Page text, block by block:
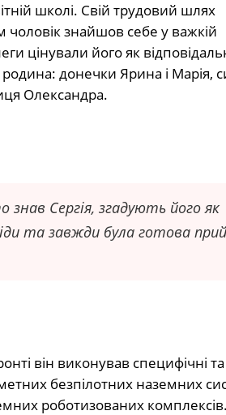
школі. Свій трудовий шлях
знайшов себе у важкій
цінували його як
донечки Ярина і Марія,
Олександра.
знав Сергія, згадують його як
та завжди була готова
він виконував специфічні та
безпілотних наземних
роботизованих комплексів.